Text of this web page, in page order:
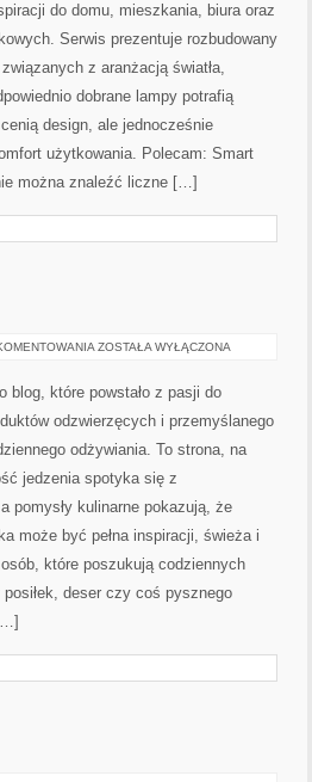
do domu, mieszkania, biura oraz
Serwis prezentuje rozbudowany
z aranżacją światła,
dobrane lampy potrafią
design, ale jednocześnie
użytkowania. Polecam: Smart
można znaleźć liczne […]
SZYBKIE
ZOSTAŁA WYŁĄCZONA
blog, które powstało z pasji do
odzwierzęcych i przemyślanego
odżywiania. To strona, na
jedzenia spotyka się z
pomysły kulinarne pokazują, że
może być pełna inspiracji, świeża i
które poszukują codziennych
deser czy coś pysznego